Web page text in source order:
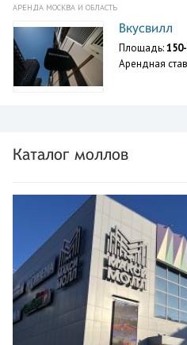
АРЕНДА МОСКВА И ОБЛАСТЬ
Вкусвилл
Площадь:
Арендная
Каталог моллов